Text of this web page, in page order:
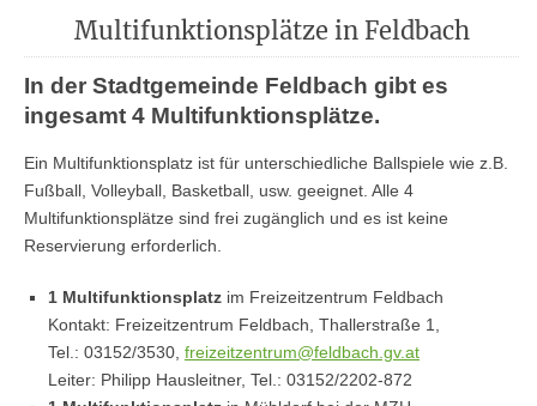
Multifunktionsplätze in Feldbach
In der Stadtgemeinde Feldbach gibt es
ingesamt 4 Multifunktionsplätze.
Ein Multifunktionsplatz ist für unterschiedliche Ballspiele wie z.B.
Fußball, Volleyball, Basketball, usw. geeignet. Alle 4
Multifunktionsplätze sind frei zugänglich und es ist keine
Reservierung erforderlich.
1 Multifunktionsplatz im Freizeitzentrum Feldbach
Kontakt: Freizeitzentrum Feldbach, Thallerstraße 1,
Tel.: 03152/3530, freizeitzentrum@feldbach.gv.at
Leiter: Philipp Hausleitner, Tel.: 03152/2202-872